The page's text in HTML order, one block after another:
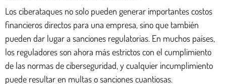
Los ciberataques no solo pueden generar importantes costos
financieros directos para una empresa, sino que también
pueden dar lugar a sanciones regulatorias. En muchos países,
los reguladores son ahora más estrictos con el cumplimiento
de las normas de ciberseguridad, y cualquier incumplimiento
puede resultar en multas o sanciones cuantiosas.